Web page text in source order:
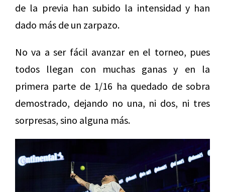
de la previa han subido la intensidad y han
dado más de un zarpazo.
No va a ser fácil avanzar en el torneo, pues
todos llegan con muchas ganas y en la
primera parte de 1/16 ha quedado de sobra
demostrado, dejando no una, ni dos, ni tres
sorpresas, sino alguna más.